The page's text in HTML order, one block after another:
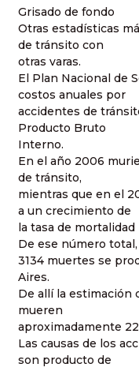
Grisado de fondo
Otras estadísticas
de tránsito con
otras varas.
El Plan Nacional de
costos anuales por
accidentes de
Producto Bruto
Interno.
En el año 2006
de tránsito,
mientras que en el
a un crecimiento de
la tasa de
De ese número total,
3134 muertes se
Aires.
De allí la estimación
mueren
aproximadamente
Las causas de los
son producto de